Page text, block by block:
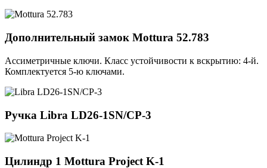
Дополнительный замок Mottura 52.783
Ассиметричные ключи. Класс устойчивости к вскрытию: 4-й.
Комплектуется 5-ю ключами.
Ручка Libra LD26-1SN/CP-3
Цилиндр 1 Mottura Project K-1